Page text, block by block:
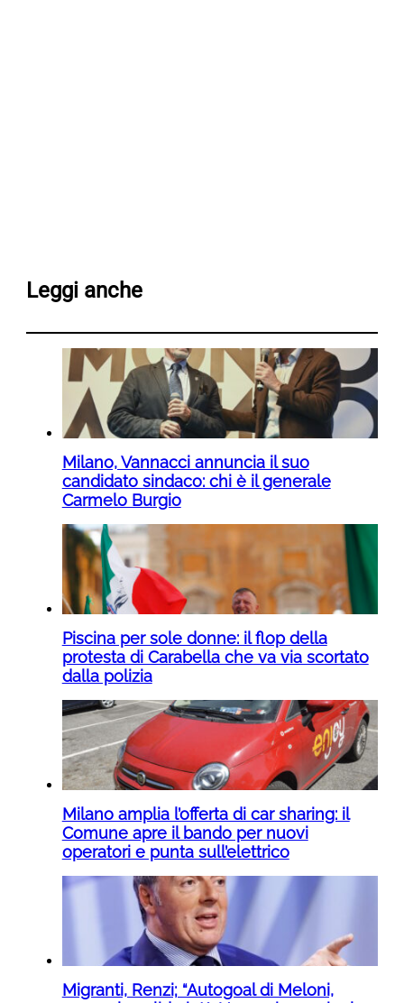
Leggi anche
Milano, Vannacci annuncia il suo
candidato sindaco: chi è il generale
Carmelo Burgio
Piscina per sole donne: il flop della
protesta di Carabella che va via scortato
dalla polizia
Milano amplia l’offerta di car sharing: il
Comune apre il bando per nuovi
operatori e punta sull’elettrico
Migranti, Renzi; “Autogoal di Meloni,